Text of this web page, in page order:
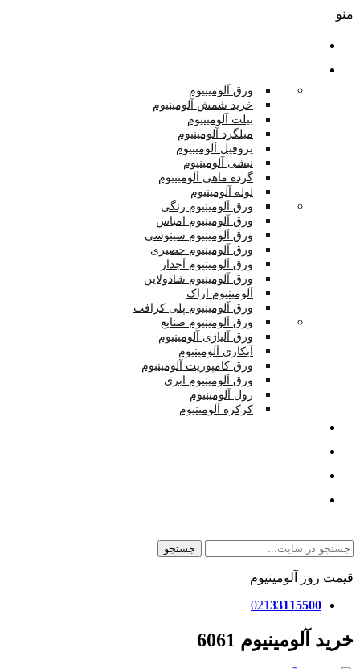
منو
ورق آلومینیوم
خرید شمش آلومینیوم
بیلت آلومینیوم
میلگرد آلومینیوم
پروفیل آلومینیوم
نبشی آلومینیوم
گرده ماهی آلومینیوم
لوله آلومینیوم
ورق آلومینیوم رنگی
ورق آلومینیوم امباس
ورق آلومینیوم سینوسی
ورق آلومینیوم حصیری
ورق آلومینیوم آجدار
ورق آلومینیوم شادولاین
آلومینیوم اراک
ورق آلومینیوم پلی کرافت
ورق آلومینیوم صنایع
ورق آلیاژی آلومینیوم
آبکاری آلومینیوم
ورق کامپوزیت آلومینیوم
ورق آلومینیوم ابری
رول آلومینیوم
کرکره آلومینیوم
جستجو
قیمت روز آلومینیوم
02133115500
خرید آلومینیوم 6061